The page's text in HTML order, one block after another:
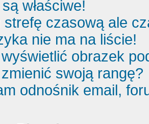
właściwe!
strefę czasową ale
nie ma na liście!
obrazek
swoją rangę?
odnośnik email,